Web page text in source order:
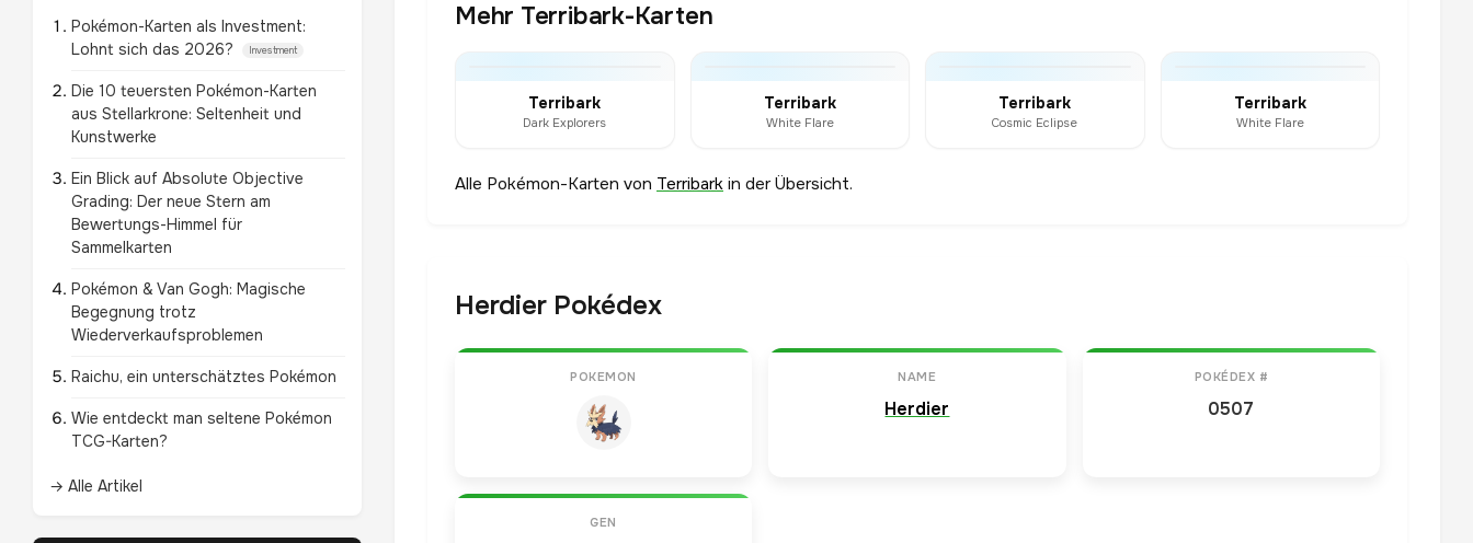
Pokémon-Karten als Investment:
Lohnt sich das 2026?
Investment
Die 10 teuersten Pokémon-Karten
aus Stellarkrone: Seltenheit und
Kunstwerke
Ein Blick auf Absolute Objective
Grading: Der neue Stern am
Bewertungs-Himmel für
Sammelkarten
Pokémon & Van Gogh: Magische
Begegnung trotz
Wiederverkaufsproblemen
Raichu, ein unterschätztes Pokémon
Wie entdeckt man seltene Pokémon
TCG-Karten?
→ Alle Artikel
Mehr Terribark-Karten
Terribark
Dark Explorers
Terribark
White Flare
Terribark
Cosmic Eclipse
Terribark
White Flare
Alle Pokémon-Karten von Terribark in der Übersicht.
Herdier Pokédex
POKEMON NAME
Herdier
POKÉDEX #
0507
GEN